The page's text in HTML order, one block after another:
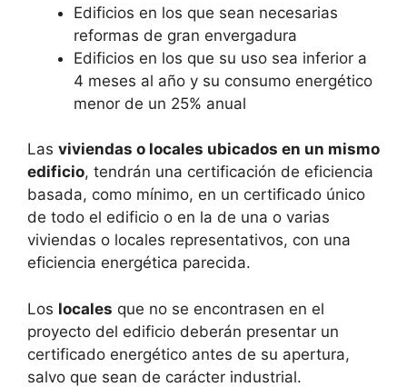
Edificios en los que sean necesarias
reformas de gran envergadura
Edificios en los que su uso sea inferior a
4 meses al año y su consumo energético
menor de un 25% anual
Las viviendas o locales ubicados en un mismo
edificio, tendrán una certificación de eficiencia
basada, como mínimo, en un certificado único
de todo el edificio o en la de una o varias
viviendas o locales representativos, con una
eficiencia energética parecida.
Los locales que no se encontrasen en el
proyecto del edificio deberán presentar un
certificado energético antes de su apertura,
salvo que sean de carácter industrial.